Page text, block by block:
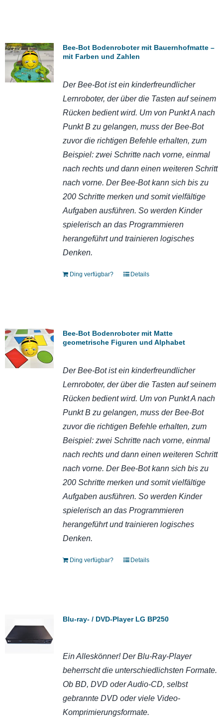
Bee-Bot Bodenroboter mit Bauernhofmatte –
mit Farben und Zahlen
Der Bee-Bot ist ein kinderfreundlicher
Lernroboter, der über die Tasten auf seinem
Rücken bedient wird. Um von Punkt A nach
Punkt B zu gelangen, muss der Bee-Bot
zuvor die richtigen Befehle erhalten, zum
Beispiel: zwei Schritte nach vorne, einmal
nach rechts und dann einen weiteren Schritt
nach vorne. Der Bee-Bot kann sich bis zu
200 Schritte merken und somit vielfältige
Aufgaben ausführen. So werden Kinder
spielerisch an das Programmieren
herangeführt und trainieren logisches
Denken.
Ding verfügbar? Details
Bee-Bot Bodenroboter mit Matte
geometrische Figuren und Alphabet
Der Bee-Bot ist ein kinderfreundlicher
Lernroboter, der über die Tasten auf seinem
Rücken bedient wird. Um von Punkt A nach
Punkt B zu gelangen, muss der Bee-Bot
zuvor die richtigen Befehle erhalten, zum
Beispiel: zwei Schritte nach vorne, einmal
nach rechts und dann einen weiteren Schritt
nach vorne. Der Bee-Bot kann sich bis zu
200 Schritte merken und somit vielfältige
Aufgaben ausführen. So werden Kinder
spielerisch an das Programmieren
herangeführt und trainieren logisches
Denken.
Ding verfügbar? Details
Blu-ray- / DVD-Player LG BP250
Ein Alleskönner! Der Blu-Ray-Player
beherrscht die unterschiedlichsten Formate.
Ob BD, DVD oder Audio-CD, selbst
gebrannte DVD oder viele Video-
Komprimierungsformate.